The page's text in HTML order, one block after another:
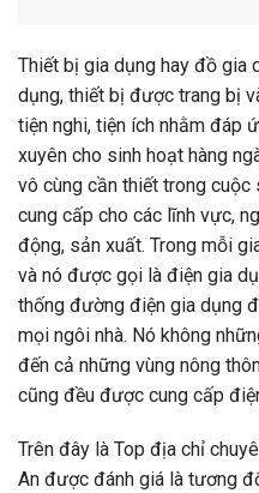
Thiết bị gia dụng hay đồ gia
dụng, thiết bị được trang bị
tiện nghi, tiện ích nhằm đáp
xuyên cho sinh hoạt hàng
vô cùng cần thiết trong
cung cấp cho các lĩnh vực,
động, sản xuất. Trong mỗi
và nó được gọi là điện gia
thống đường điện gia dụng
mọi ngôi nhà. Nó không
đến cả những vùng nông
cũng đều được cung cấp
Trên đây là Top địa chỉ
An được đánh giá là tương